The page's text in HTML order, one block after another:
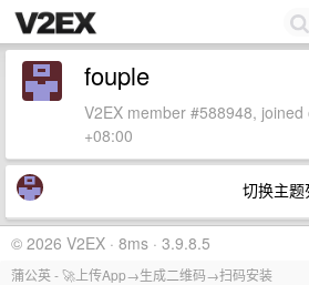
fouple
V2EX member #588948,
+08:00
切换主题
© 2026 V2EX · 8ms · 3.9.8.5
蒲公英 - 🚀上传App→生成二维码→扫码安装